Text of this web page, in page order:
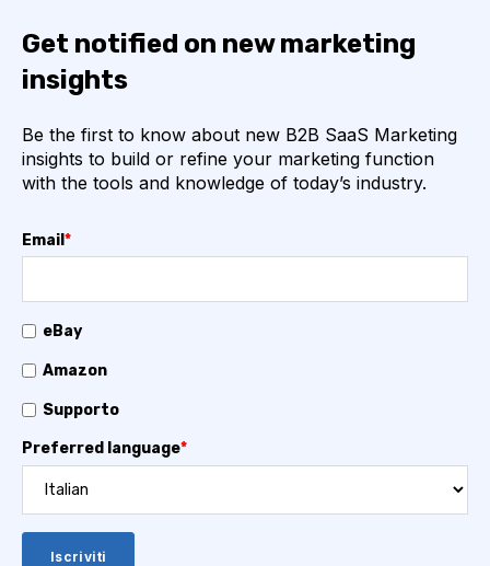
Get notified on new marketing
insights
Be the first to know about new B2B SaaS Marketing
insights to build or refine your marketing function
with the tools and knowledge of today’s industry.
Email *
eBay
Amazon
Supporto
Preferred language*